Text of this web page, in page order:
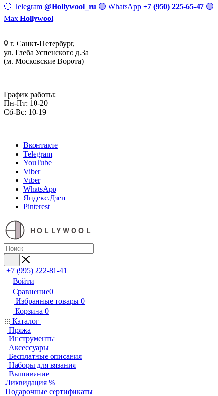
🔵 Telegram @Hollywool_ru 🟢 WhatsApp +7 (950) 225-65-47 🟣
Max Hollywool
г. Санкт-Петербург,
ул. Глеба Успенского д.3а
(м. Московские Ворота)
График работы:
Пн-Пт: 10-20
Сб-Вс: 10-19
Вконтакте
Telegram
YouTube
Viber
Viber
WhatsApp
Яндекс.Дзен
Pinterest
HOLLYWOOL
+7 (995) 222-81-41
Войти
Сравнение0
Избранные товары 0
Корзина 0
Каталог
Пряжа
Инструменты
Аксессуары
Бесплатные описания
Наборы для вязания
Вышивание
Ликвидация %
Подарочные сертификаты